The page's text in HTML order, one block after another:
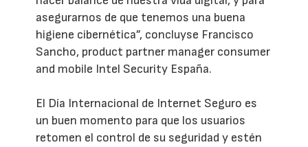
asegurarnos de que tenemos una buena
higiene cibernética”, concluyse Francisco
Sancho, product partner manager consumer
and mobile Intel Security España.
El Día Internacional de Internet Seguro es
un buen momento para que los usuarios
retomen el control de su seguridad y estén